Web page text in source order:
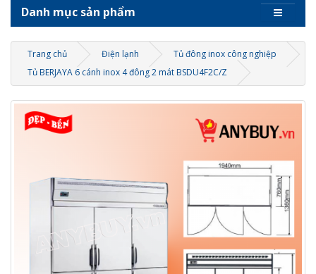
Danh mục sản phẩm
Trang chủ Điện lạnh
Tủ đông inox công nghiệp
Tủ BERJAYA 6 cánh inox 4 đông 2 mát BSDU4F2C/Z